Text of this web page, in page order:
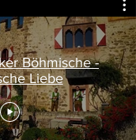
Böhmische -
Liebe